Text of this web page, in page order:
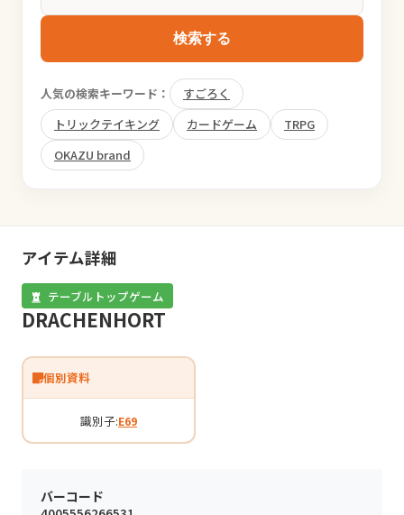
検索する
人気の検索キーワード：
すごろく
トリックテイキング
カードゲーム
TRPG
OKAZU brand
アイテム詳細
テーブルトップゲーム
DRACHENHORT
個別資料
識別子:E69
バーコード